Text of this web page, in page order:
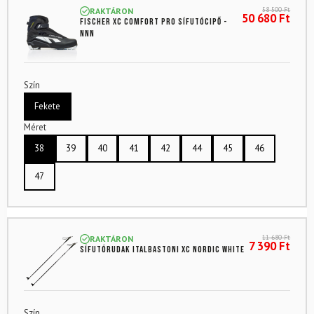
RAKTÁRON
FISCHER XC Comfort Pro sífutócipő -
NNN
58 500Ft
50 680Ft
Szín
Fekete
Méret
38
39 40 41 42 44 45 46
47
RAKTÁRON
Sífutórudak ITALBASTONI XC Nordic White
11 680Ft
7 390Ft